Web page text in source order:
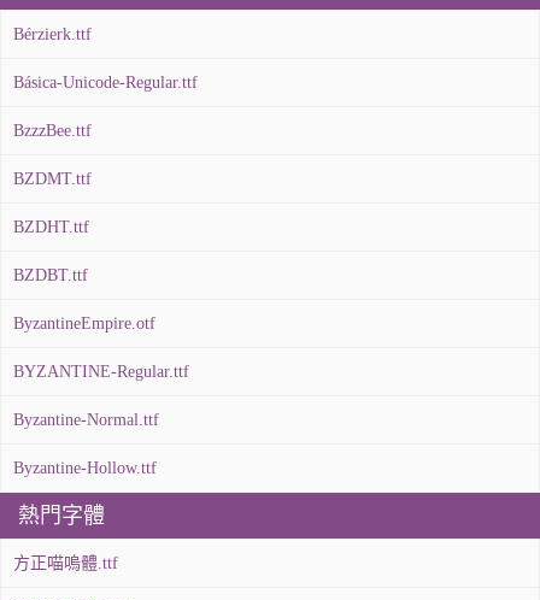
Bérzierk.ttf
Básica-Unicode-Regular.ttf
BzzzBee.ttf
BZDMT.ttf
BZDHT.ttf
BZDBT.ttf
ByzantineEmpire.otf
BYZANTINE-Regular.ttf
Byzantine-Normal.ttf
Byzantine-Hollow.ttf
熱門字體
方正喵嗚體.ttf